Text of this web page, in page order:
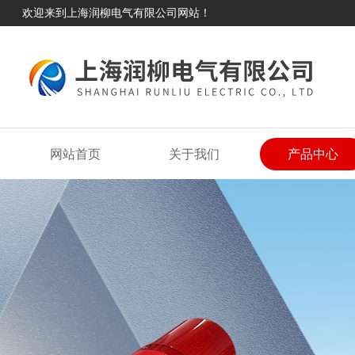
欢迎来到上海润柳电气有限公司网站！
网站首页 关于我们 产品中心